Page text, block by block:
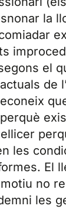
la
el
de
les
El
no
les